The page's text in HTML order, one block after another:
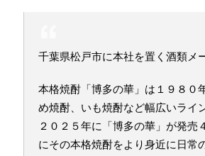
千葉県松戸市に本社を置く酒類メ
本格焼酎「博多の華」は１９８０
め焼酎、いも焼酎など幅広いライ
２０２５年に「博多の華」が発
にその本格焼酎をより身近に日常